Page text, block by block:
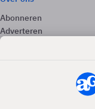
Abonneren
Adverteren